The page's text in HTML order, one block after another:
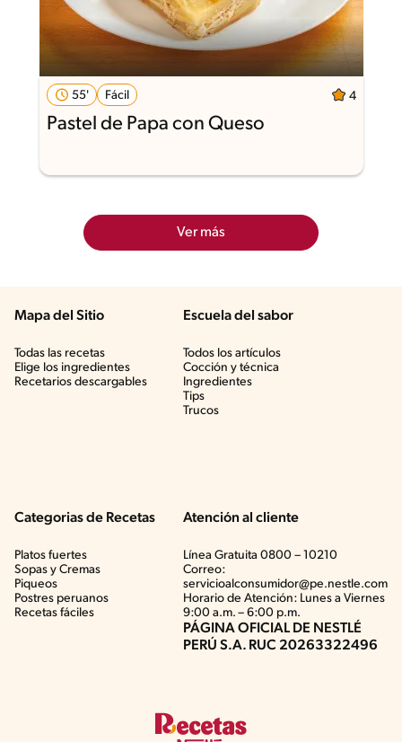
55' Fácil 4
Pastel de Papa con Queso
Ver más
Mapa del Sitio
Todas las recetas
Elige los ingredientes
Recetarios descargables
Escuela del sabor
Todos los artículos
Cocción y técnica
Ingredientes
Tips
Trucos
Categorias de Recetas
Platos fuertes
Sopas y Cremas
Piqueos
Postres peruanos
Recetas fáciles
Atención al cliente
Línea Gratuita 0800 – 10210
Correo:
servicioalconsumidor@pe.nestle.com
Horario de Atención: Lunes a Viernes
9:00 a.m. – 6:00 p.m.
PÁGINA OFICIAL DE NESTLÉ
PERÚ S.A. RUC 20263322496